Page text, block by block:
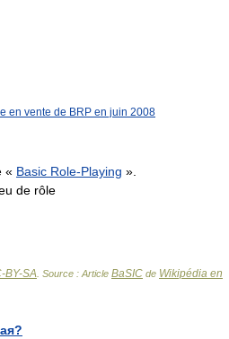
en vente de BRP en juin 2008
« Basic Role-Playing ».
de rôle
BY-SA . Source : Article BaSIC de Wikipédia en